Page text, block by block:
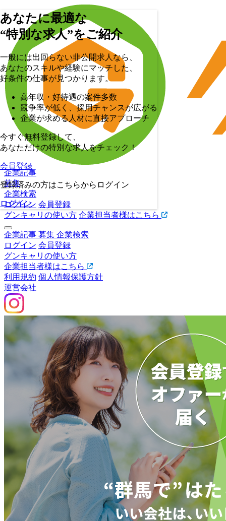
企業記事
募集
企業検索
ログイン 会員登録
グンキャリの使い方 企業担当者様はこちら
企業記事 募集 企業検索
ログイン 会員登録
グンキャリの使い方
企業担当者様はこちら
利用規約 個人情報保護方針
運営会社
あなたに最適な
“特別な求人”をご紹介
一般には出回らない非公開求人なら、
あなたのスキルや経験にマッチした、
好条件の仕事が見つかります。
高年収・好待遇の案件多数
競争率が低く、採用チャンスが広がる
企業が求める人材に直接アプローチ
今すぐ無料登録して、
あなただけの特別な求人をチェック！
会員登録
登録済みの方はこちらからログイン
ログイン